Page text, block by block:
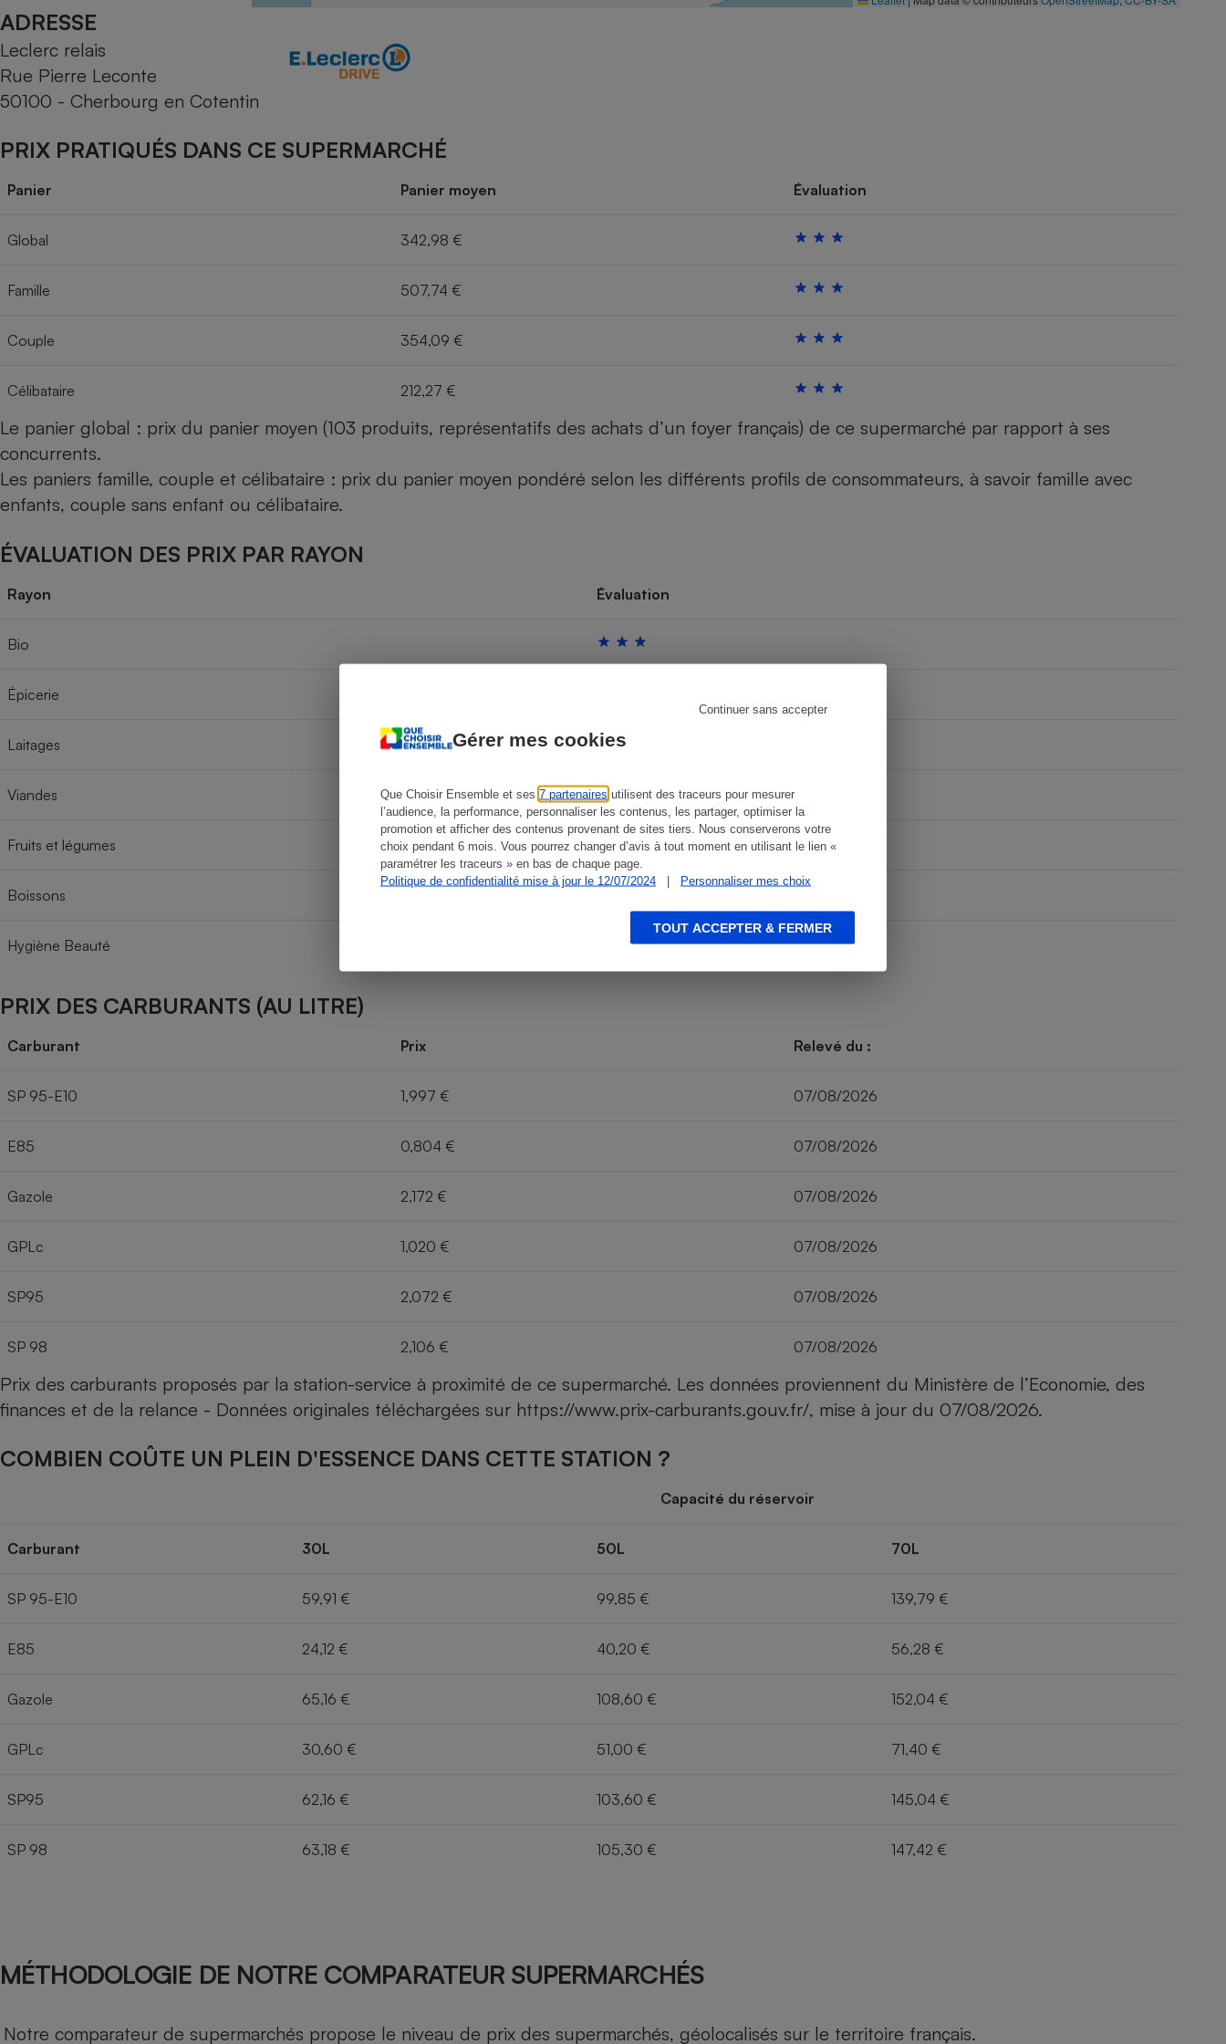
Gérer mes cookies
Que Choisir Ensemble et ses 7 partenaires utilisent des traceurs pour mesurer
l’audience, la performance, personnaliser les contenus, les partager, optimiser la
promotion et afficher des contenus provenant de sites tiers. Nous conserverons votre
choix pendant 6 mois. Vous pourrez changer d’avis à tout moment en utilisant le lien «
paramétrer les traceurs » en bas de chaque page.
Politique de confidentialité mise à jour le 12/07/2024
| Personnaliser mes choix
Continuer sans accepter
TOUT ACCEPTER & FERMER
ADRESSE
Leclerc relais
Rue Pierre Leconte
50100 - Cherbourg en Cotentin
PRIX PRATIQUÉS DANS CE SUPERMARCHÉ
Panier Panier moyen Évaluation
Global 342,98 €
Famille 507,74 €
Couple 354,09 €
Célibataire 212,27 €
Le panier global : prix du panier moyen (103 produits, représentatifs des achats d’un foyer français) de ce supermarché par rapport à ses
concurrents.
Les paniers famille, couple et célibataire : prix du panier moyen pondéré selon les différents profils de consommateurs, à savoir famille avec
enfants, couple sans enfant ou célibataire.
ÉVALUATION DES PRIX PAR RAYON
Rayon Évaluation
Bio
Épicerie
Laitages
Viandes
Fruits et légumes
Boissons
Hygiène Beauté
PRIX DES CARBURANTS (AU LITRE)
Carburant Prix Relevé du :
SP 95-E10 1,997 € 07/08/2026
E85 0,804 € 07/08/2026
Gazole 2,172 € 07/08/2026
GPLc 1,020 € 07/08/2026
SP95 2,072 € 07/08/2026
SP 98 2,106 € 07/08/2026
Prix des carburants proposés par la station-service à proximité de ce supermarché. Les données proviennent du Ministère de l’Economie, des
finances et de la relance - Données originales téléchargées sur https://www.prix-carburants.gouv.fr/, mise à jour du 07/08/2026.
COMBIEN COÛTE UN PLEIN D'ESSENCE DANS CETTE STATION ?
Capacité du réservoir
Carburant 30L 50L 70L
SP 95-E10 59,91 € 99,85 € 139,79 €
E85 24,12 € 40,20 € 56,28 €
Gazole 65,16 € 108,60 € 152,04 €
GPLc 30,60 € 51,00 € 71,40 €
SP95 62,16 € 103,60 € 145,04 €
SP 98 63,18 € 105,30 € 147,42 €
MÉTHODOLOGIE DE NOTRE COMPARATEUR SUPERMARCHÉS
Notre comparateur de supermarchés propose le niveau de prix des supermarchés, géolocalisés sur le territoire français.
Cafetière à expressos
Téléphone mobile -
Smartphone
Radiateur électrique